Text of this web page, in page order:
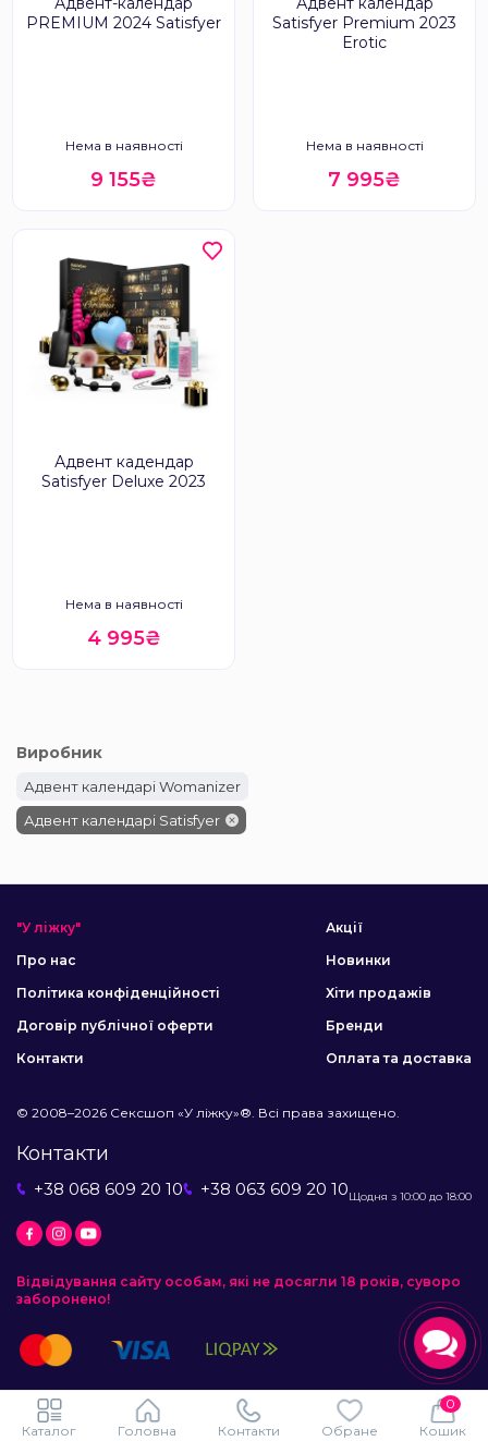
PREMIUM 2024 Satisfyer
Нема в наявності
9 155₴
Satisfyer Premium 2023
Erotic
Нема в наявності
7 995₴
Адвент кадендар
Satisfyer Deluxe 2023
Нема в наявності
4 995₴
Виробник
Адвент календарі Womanizer
Адвент календарі Satisfyer
"У ліжку"
Про нас
Політика конфіденційності
Договір публічної оферти
Контакти
Акції
Новинки
Хіти продажів
Бренди
Оплата та доставка
© 2008–2026 Сексшоп «У ліжку»®. Всі права захищено.
Контакти
+38 068 609 20 10 +38 063 609 20 10Щодня з 10:00 до 18:00
Відвідування сайту особам, які не досягли 18 років, суворо
заборонено!
Каталог Головна Контакти Обране Кошик
0